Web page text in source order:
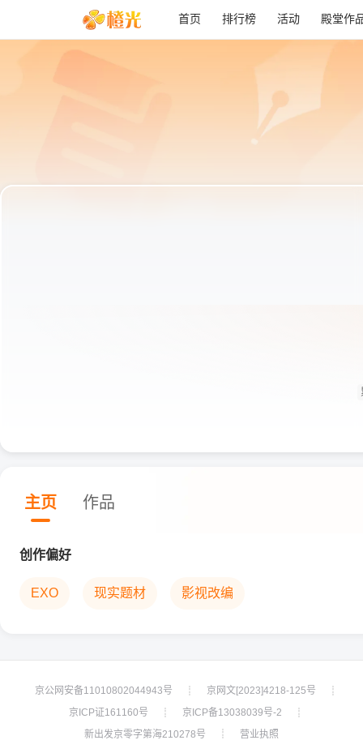
首页 排行榜 活动 殿堂作
主页 作品
创作偏好
EXO 现实题材 影视改编
京公网安备11010802044943号 ┊ 京网文[2023]4218-125号
┊
京ICP证161160号
┊ 京ICP备13038039号-2
┊
新出发京零字第海210278号
┊ 营业执照